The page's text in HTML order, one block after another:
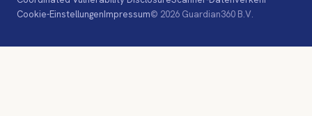
Cookie-EinstellungenImpressum© 2026 Guardian360 B.V.